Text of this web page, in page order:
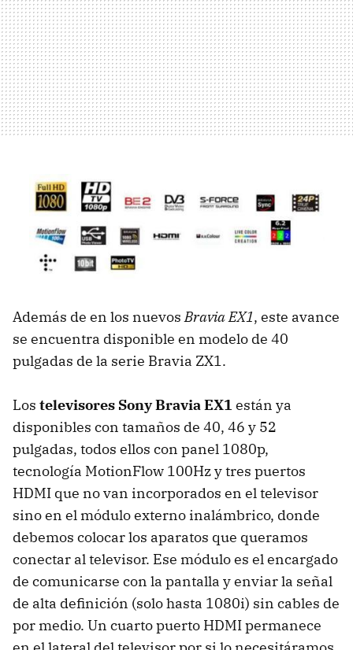
Además de en los nuevos Bravia EX1, este avance
se encuentra disponible en modelo de 40
pulgadas de la serie Bravia ZX1.
Los televisores Sony Bravia EX1 están ya
disponibles con tamaños de 40, 46 y 52
pulgadas, todos ellos con panel 1080p,
tecnología MotionFlow 100Hz y tres puertos
HDMI que no van incorporados en el televisor
sino en el módulo externo inalámbrico, donde
debemos colocar los aparatos que queramos
conectar al televisor. Ese módulo es el encargado
de comunicarse con la pantalla y enviar la señal
de alta definición (solo hasta 1080i) sin cables de
por medio. Un cuarto puerto HDMIpermanece